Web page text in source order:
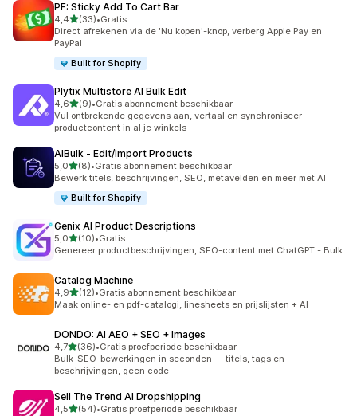
PF: Sticky Add To Cart Bar
4,4van 5 sterren
(33)
33 recensies in totaal
•Gratis
Direct afrekenen via de 'Nu kopen'-knop, verberg Apple Pay en
PayPal
Built for Shopify
Plytix Multistore AI Bulk Edit
4,6van 5 sterren
(9)
9 recensies in totaal
•Gratis abonnement beschikbaar
Vul ontbrekende gegevens aan, vertaal en synchroniseer
productcontent in al je winkels
AIBulk ‑ Edit/Import Products
5,0van 5 sterren
(8)
8 recensies in totaal
•Gratis abonnement beschikbaar
Bewerk titels, beschrijvingen, SEO, metavelden en meer met AI
Built for Shopify
Genix AI Product Descriptions
5,0van 5 sterren
(10)
10 recensies in totaal
•Gratis
Genereer productbeschrijvingen, SEO-content met ChatGPT - Bulk
Catalog Machine
4,9van 5 sterren
(12)
12 recensies in totaal
•Gratis abonnement beschikbaar
Maak online- en pdf-catalogi, linesheets en prijslijsten + AI
DONDO: AI AEO + SEO + Images
4,7van 5 sterren
(36)
36 recensies in totaal
•Gratis proefperiode beschikbaar
Bulk-SEO-bewerkingen in seconden — titels, tags en
beschrijvingen, geen code
Sell The Trend AI Dropshipping
4,5van 5 sterren
(54)
54 recensies in totaal
•Gratis proefperiode beschikbaar